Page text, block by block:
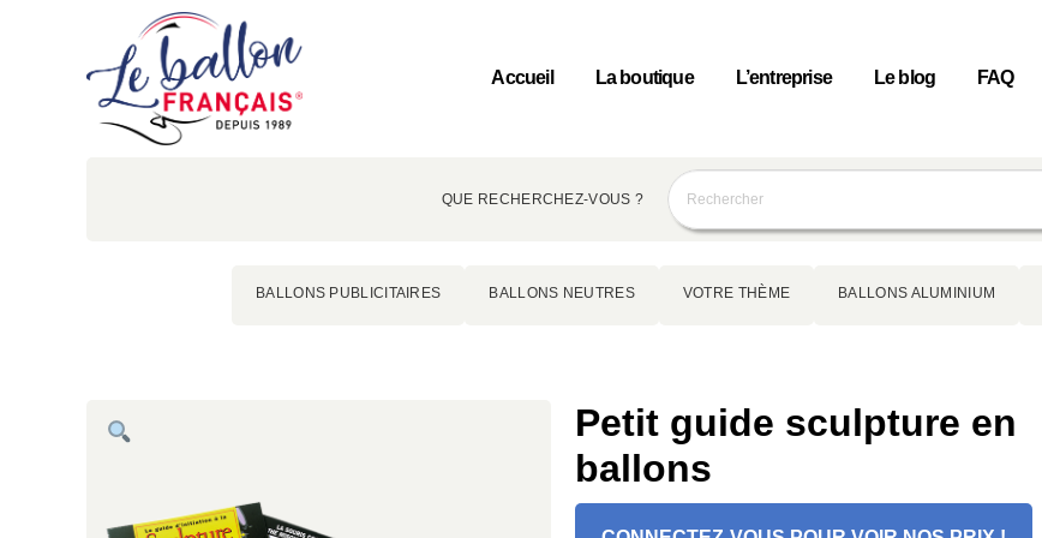
Accueil La boutique L’entreprise Le blog FAQ
QUE RECHERCHEZ-VOUS ?
BALLONS PUBLICITAIRES BALLONS NEUTRES VOTRE THÈME BALLONS ALUMINIUM
Petit guide sculpture en
ballons